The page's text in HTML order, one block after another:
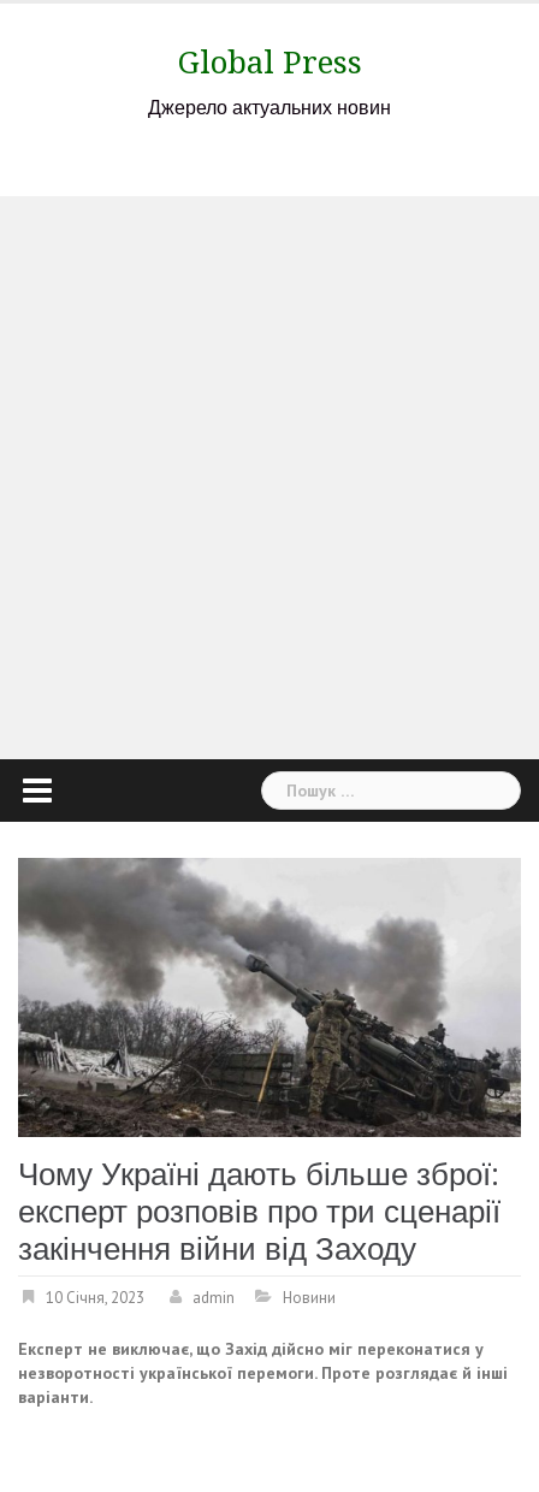
Global Press
Джерело актуальних новин
Пошук:
Чому Україні дають більше зброї:
експерт розповів про три сценарії
закінчення війни від Заходу
10 Січня, 2023 admin Новини
Експерт не виключає, що Захід дійсно міг переконатися у
незворотності української перемоги. Проте розглядає й інші
варіанти.